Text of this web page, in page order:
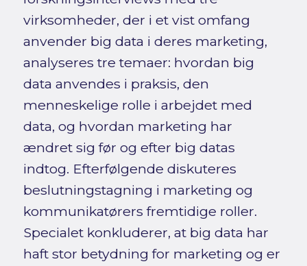
virksomheder, der i et vist omfang
anvender big data i deres marketing,
analyseres tre temaer: hvordan big
data anvendes i praksis, den
menneskelige rolle i arbejdet med
data, og hvordan marketing har
ændret sig før og efter big datas
indtog. Efterfølgende diskuteres
beslutningstagning i marketing og
kommunikatørers fremtidige roller.
Specialet konkluderer, at big data har
haft stor betydning for marketing og er